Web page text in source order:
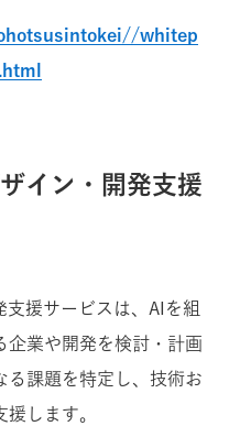
whitep
イン・開発支援
援サービスは、AIを組
企業や開発を検討・計画
る課題を特定し、技術お
します。